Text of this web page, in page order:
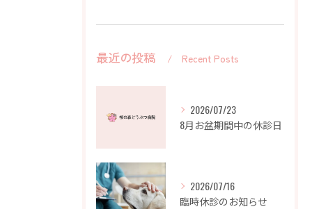
最近の投稿 Recent Posts
2026/07/23
8月お盆期間中の休診日
2026/07/16
臨時休診のお知らせ